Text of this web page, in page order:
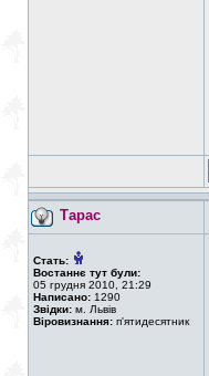
Тарас
Стать:
Востаннє тут були:
05 грудня 2010, 21:29
Написано: 1290
Звідки: м. Львів
Віровизнання: п'ятидесятник